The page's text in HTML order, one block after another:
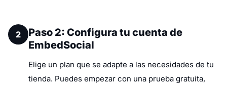
2
Paso 2: Configura tu cuenta de
EmbedSocial
Elige un plan que se adapte a las necesidades de tu
tienda. Puedes empezar con una prueba gratuita,